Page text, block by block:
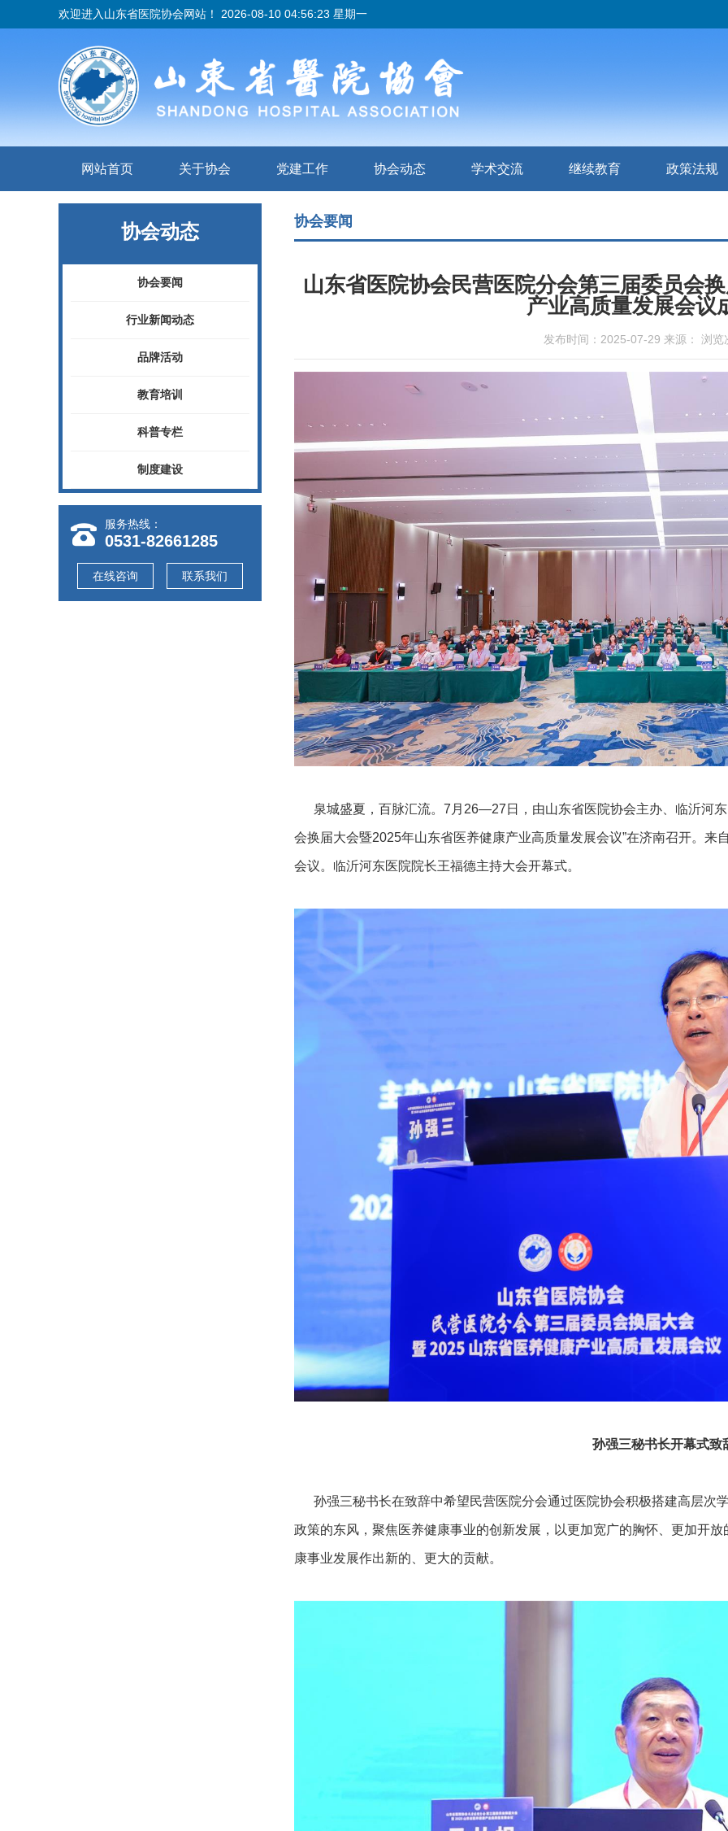
欢迎进入山东省医院协会网站！ 2026-08-10 04:56:24 星期一
网站首页 关于协会 党建工作 协会动态 学术交流 继续教育 政策法规
协会动态
协会要闻
行业新闻动态
品牌活动
教育培训
科普专栏
制度建设
服务热线：
0531-82661285
在线咨询 联系我们
协会要闻
山东省医院协会民营医院分会第三届委员会
产业高质量发展会议
发布时间：2025-07-29 来源： 浏览
泉城盛夏，百脉汇流。7月26—27日，由山东省医院协会主办、临沂河东
会换届大会暨2025年山东省医养健康产业高质量发展会议”在济南召开。
会议。临沂河东医院院长王福德主持大会开幕式。
孙强三秘书长开幕式致
孙强三秘书长在致辞中希望民营医院分会通过医院协会积极搭建高层次
政策的东风，聚焦医养健康事业的创新发展，以更加宽广的胸怀、更加开
康事业发展作出新的、更大的贡献。